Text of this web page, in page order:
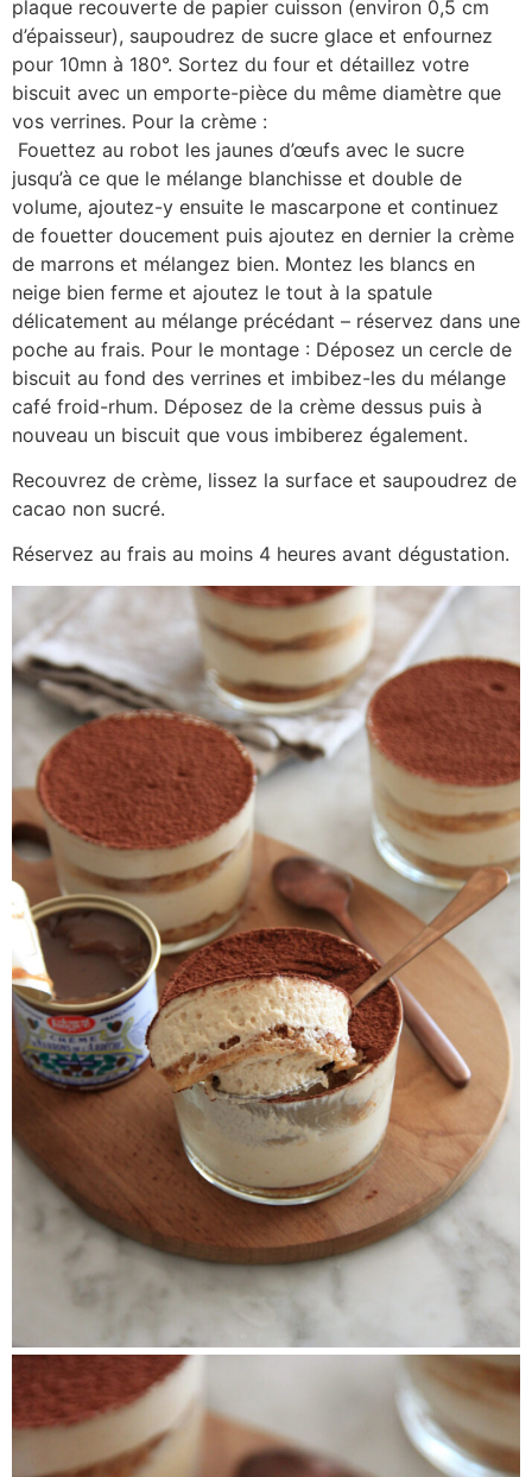
plaque recouverte de papier cuisson (environ 0,5 cm
d’épaisseur), saupoudrez de sucre glace et enfournez
pour 10mn à 180°. Sortez du four et détaillez votre
biscuit avec un emporte-pièce du même diamètre que
vos verrines. Pour la crème :
Fouettez au robot les jaunes d’œufs avec le sucre
jusqu’à ce que le mélange blanchisse et double de
volume, ajoutez-y ensuite le mascarpone et continuez
de fouetter doucement puis ajoutez en dernier la crème
de marrons et mélangez bien. Montez les blancs en
neige bien ferme et ajoutez le tout à la spatule
délicatement au mélange précédant – réservez dans une
poche au frais. Pour le montage : Déposez un cercle de
biscuit au fond des verrines et imbibez-les du mélange
café froid-rhum. Déposez de la crème dessus puis à
nouveau un biscuit que vous imbiberez également.
Recouvrez de crème, lissez la surface et saupoudrez de
cacao non sucré.
Réservez au frais au moins 4 heures avant dégustation.